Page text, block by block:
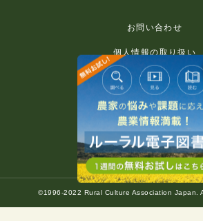
お問い合わせ
個人情報の取り扱い
免責事項
利用規約
推奨環境
著作権等について
©1996-2022 Rural Culture Association Japan.